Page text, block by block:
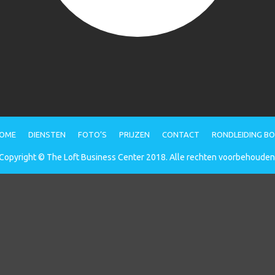
DIENSTEN FOTO’S PRIJZEN CONTACT RONDLEIDING
© The Loft Business Center 2018. Alle rechten